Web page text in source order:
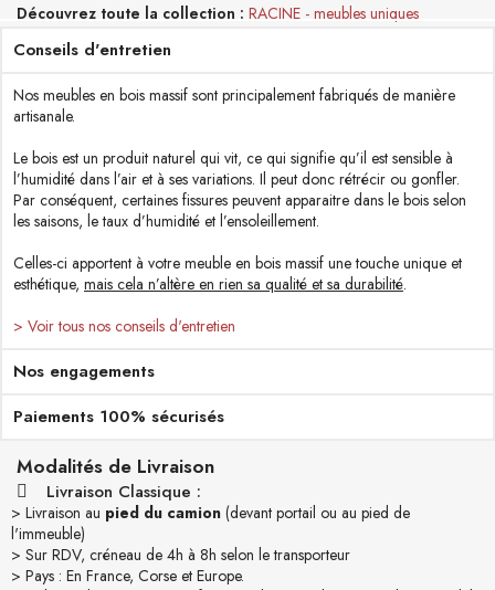
Découvrez toute la collection
RACINE - meubles uniques
Conseils d'entretien
Nos meubles en bois massif sont principalement fabriqués de manière
artisanale.
Le bois est un produit naturel qui vit, ce qui signifie qu’il est sensible à
l’humidité dans l’air et à ses variations. Il peut donc rétrécir ou gonfler.
Par conséquent, certaines fissures peuvent apparaitre dans le bois selon
les saisons, le taux d’humidité et l’ensoleillement.
Celles-ci apportent à votre meuble en bois massif une touche unique et
esthétique, mais cela n’altère en rien sa qualité et sa durabilité.
> Voir tous nos conseils d'entretien
Nos engagements
Paiements 100% sécurisés
Modalités de Livraison
Livraison Classique :
> Livraison au pied du camion (devant portail ou au pied de
l'immeuble)
> Sur RDV, créneau de 4h à 8h selon le transporteur
> Pays : En France, Corse et Europe.